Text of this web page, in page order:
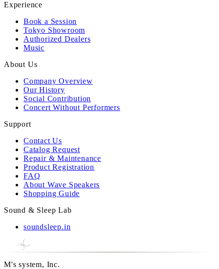
Experience
Book a Session
Tokyo Showroom
Authorized Dealers
Music
About Us
Company Overview
Our History
Social Contribution
Concert Without Performers
Support
Contact Us
Catalog Request
Repair & Maintenance
Product Registration
FAQ
About Wave Speakers
Shopping Guide
Sound & Sleep Lab
soundsleep.in
M's system, Inc.